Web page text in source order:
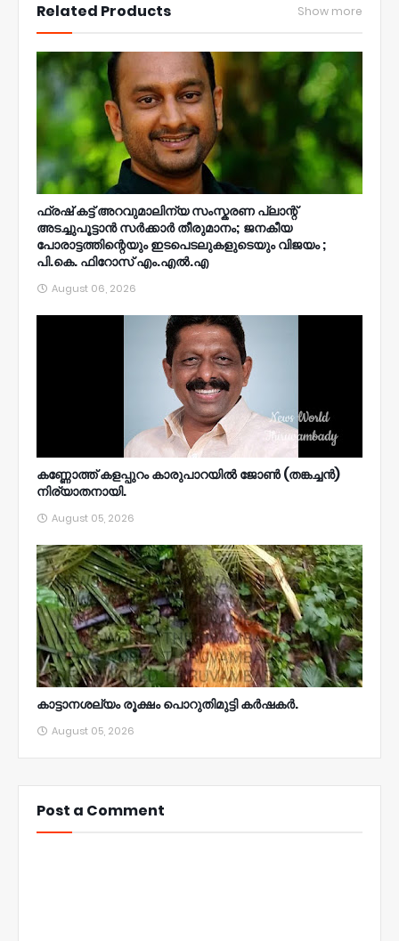
Related Products Show more
ഫ്രഷ് കട്ട് അറവുമാലിന്യ സംസ്കരണ പ്ലാന്റ്
അടച്ചുപൂട്ടാൻ സർക്കാർ തീരുമാനം; ജനകീയ
പോരാട്ടത്തിന്റെയും ഇടപെടലുകളുടെയും വിജയം ;
പി.കെ. ഫിറോസ് എം.എൽ‍.എ
August 06, 2026
കണ്ണോത്ത് കളപ്പുറം കാരുപാറയിൽ ജോൺ (തങ്കച്ചൻ)
നിര്യാതനായി.
August 05, 2026
കാട്ടാനശല്യം രൂക്ഷം പൊറുതിമുട്ടി കർഷകർ.
August 05, 2026
Post a Comment